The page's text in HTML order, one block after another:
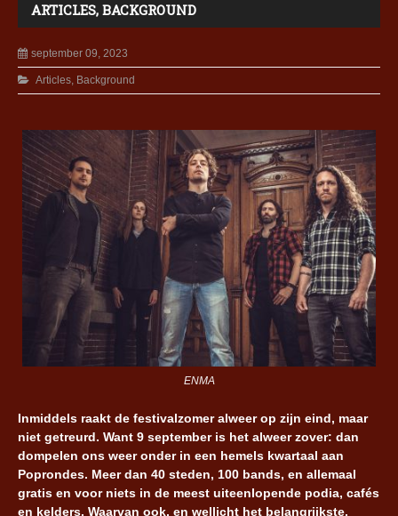
ARTICLES, BACKGROUND
september 09, 2023
Articles, Background
ENMA
Inmiddels raakt de festivalzomer alweer op zijn eind, maar
niet getreurd. Want 9 september is het alweer zover: dan
dompelen ons weer onder in een hemels kwartaal aan
Poprondes. Meer dan 40 steden, 100 bands, en allemaal
gratis en voor niets in de meest uiteenlopende podia, cafés
en kelders. Waarvan ook, en wellicht het belangrijkste,